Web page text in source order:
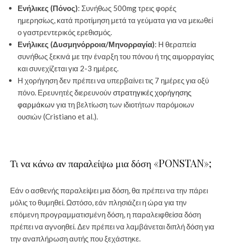
Ενήλικες (Πόνος): Συνήθως 500mg τρεις φορές
ημερησίως, κατά προτίμηση μετά τα γεύματα για να μειωθεί
ο γαστρεντερικός ερεθισμός.
Ενήλικες (Δυσμηνόρροια/Μηνορραγία): Η θεραπεία
συνήθως ξεκινά με την έναρξη του πόνου ή της αιμορραγίας
και συνεχίζεται για 2-3 ημέρες.
Η χορήγηση δεν πρέπει να υπερβαίνει τις 7 ημέρες για οξύ
πόνο. Ερευνητές διερευνούν στρατηγικές χορήγησης
φαρμάκων για τη βελτίωση των ιδιοτήτων παρόμοιων
ουσιών (Cristiano et al.).
Τι να κάνω αν παραλείψω μια δόση «PONSTAN»;
Εάν ο ασθενής παραλείψει μια δόση, θα πρέπει να την πάρει
μόλις το θυμηθεί. Ωστόσο, εάν πλησιάζει η ώρα για την
επόμενη προγραμματισμένη δόση, η παραλειφθείσα δόση
πρέπει να αγνοηθεί. Δεν πρέπει να λαμβάνεται διπλή δόση για
την αναπλήρωση αυτής που ξεχάστηκε.